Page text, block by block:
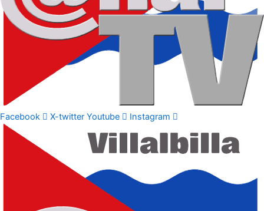
Facebook X-twitter Youtube Instagram